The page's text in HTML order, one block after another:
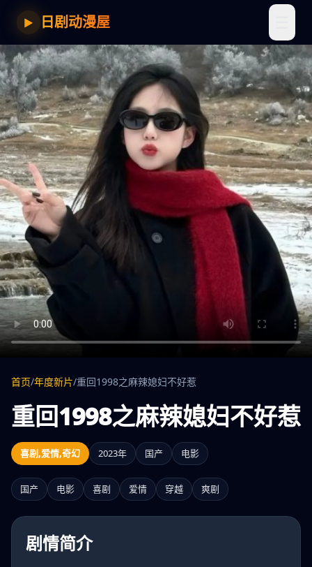
▶ 日剧动漫屋
首页/年度新片/重回1998之麻辣媳妇不好惹
重回1998之麻辣媳妇不好惹
喜剧,爱情,奇幻 2023年 国产 电影
国产 电影 喜剧 爱情 穿越 爽剧
剧情简介